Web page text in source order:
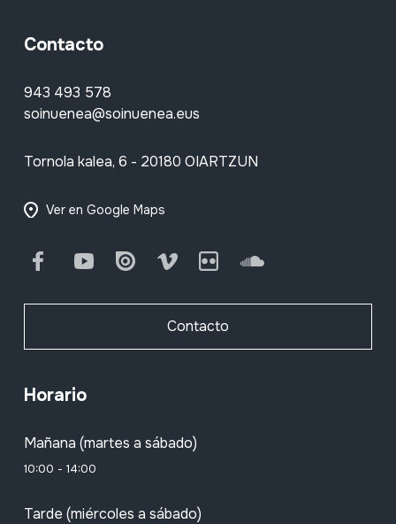
Contacto
943 493 578
soinuenea@soinuenea.eus
Tornola kalea, 6 - 20180 OIARTZUN
Ver en Google Maps
FacebookYoutube Issuu Vimeo Flickr SoundCloud
Contacto
Horario
Mañana (martes a sábado)
10:00 - 14:00
Tarde (miércoles a sábado)